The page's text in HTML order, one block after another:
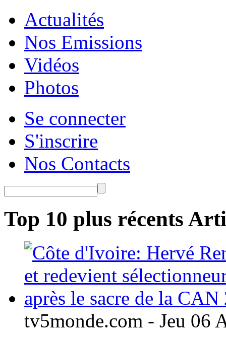
Actualités
Nos Emissions
Vidéos
Photos
Se connecter
S'inscrire
Nos Contacts
Top 10 plus récents
tv5monde.com - Jeu 06